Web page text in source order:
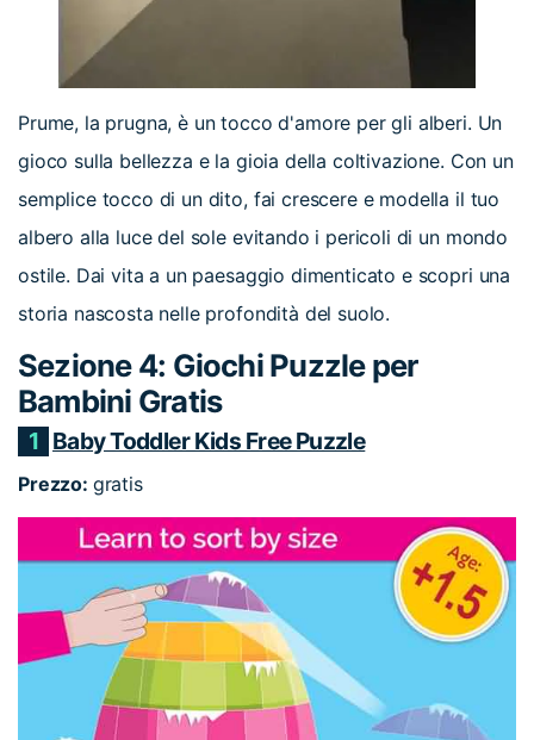
Prume, la prugna, è un tocco d'amore per gli alberi. Un
gioco sulla bellezza e la gioia della coltivazione. Con un
semplice tocco di un dito, fai crescere e modella il tuo
albero alla luce del sole evitando i pericoli di un mondo
ostile. Dai vita a un paesaggio dimenticato e scopri una
storia nascosta nelle profondità del suolo.
Sezione 4: Giochi Puzzle per
Bambini Gratis
1 Baby Toddler Kids Free Puzzle
Prezzo: gratis